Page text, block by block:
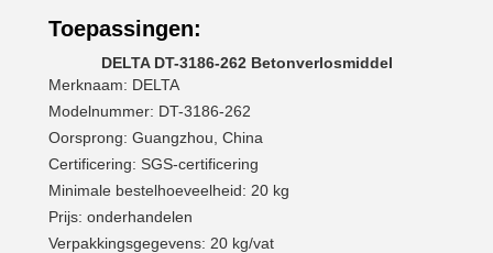
Toepassingen:
DELTA DT-3186-262 Betonverlosmiddel
Merknaam: DELTA
Modelnummer: DT-3186-262
Oorsprong: Guangzhou, China
Certificering: SGS-certificering
Minimale bestelhoeveelheid: 20 kg
Prijs: onderhandelen
Verpakkingsgegevens: 20 kg/vat